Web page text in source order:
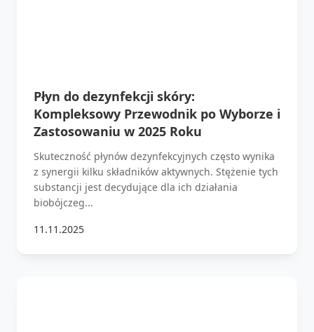
Płyn do dezynfekcji skóry:
Kompleksowy Przewodnik po Wyborze i
Zastosowaniu w 2025 Roku
Skuteczność płynów dezynfekcyjnych często wynika
z synergii kilku składników aktywnych. Stężenie tych
substancji jest decydujące dla ich działania
biobójczeg...
11.11.2025